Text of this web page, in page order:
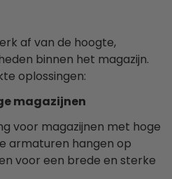
af van de hoogte,
binnen het magazijn.
oplossingen:
magazijnen
voor magazijnen met hoge
armaturen hangen op
voor een brede en sterke